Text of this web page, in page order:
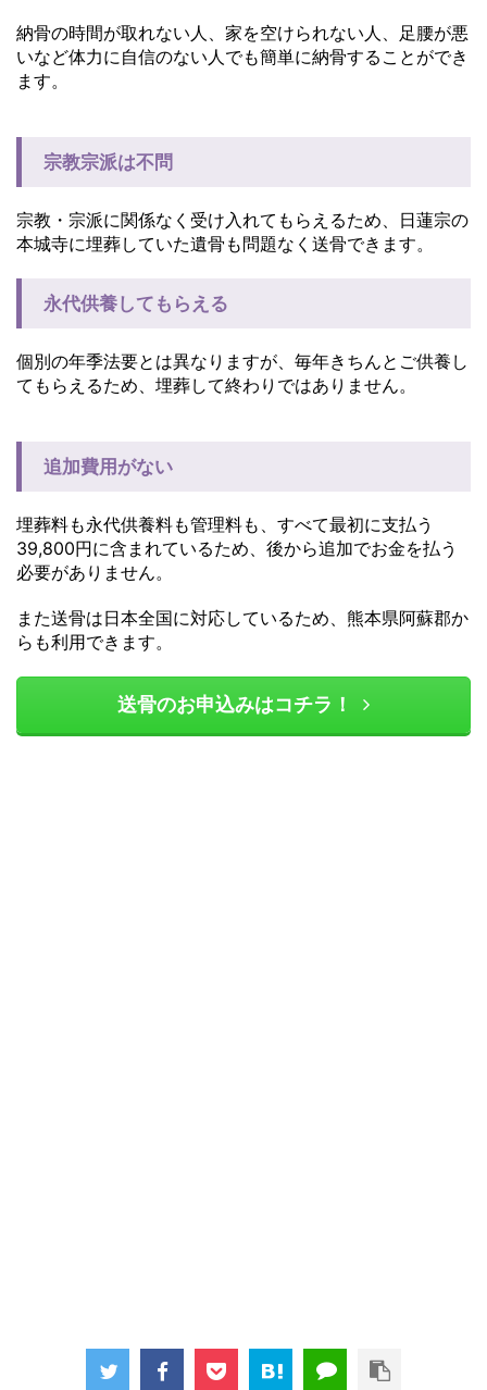
納骨の時間が取れない人、家を空けられない人、足腰が悪
いなど体力に自信のない人でも簡単に納骨することができ
ます。
宗教宗派は不問
宗教・宗派に関係なく受け入れてもらえるため、日蓮宗の
本城寺に埋葬していた遺骨も問題なく送骨できます。
永代供養してもらえる
個別の年季法要とは異なりますが、毎年きちんとご供養し
てもらえるため、埋葬して終わりではありません。
追加費用がない
埋葬料も永代供養料も管理料も、すべて最初に支払う
39,800円に含まれているため、後から追加でお金を払う
必要がありません。
また送骨は日本全国に対応しているため、熊本県阿蘇郡か
らも利用できます。
送骨のお申込みはコチラ！